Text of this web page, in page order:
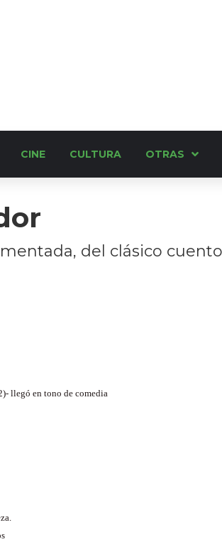
CINE CULTURA OTRAS
del clásico
llegó en tono de comedia